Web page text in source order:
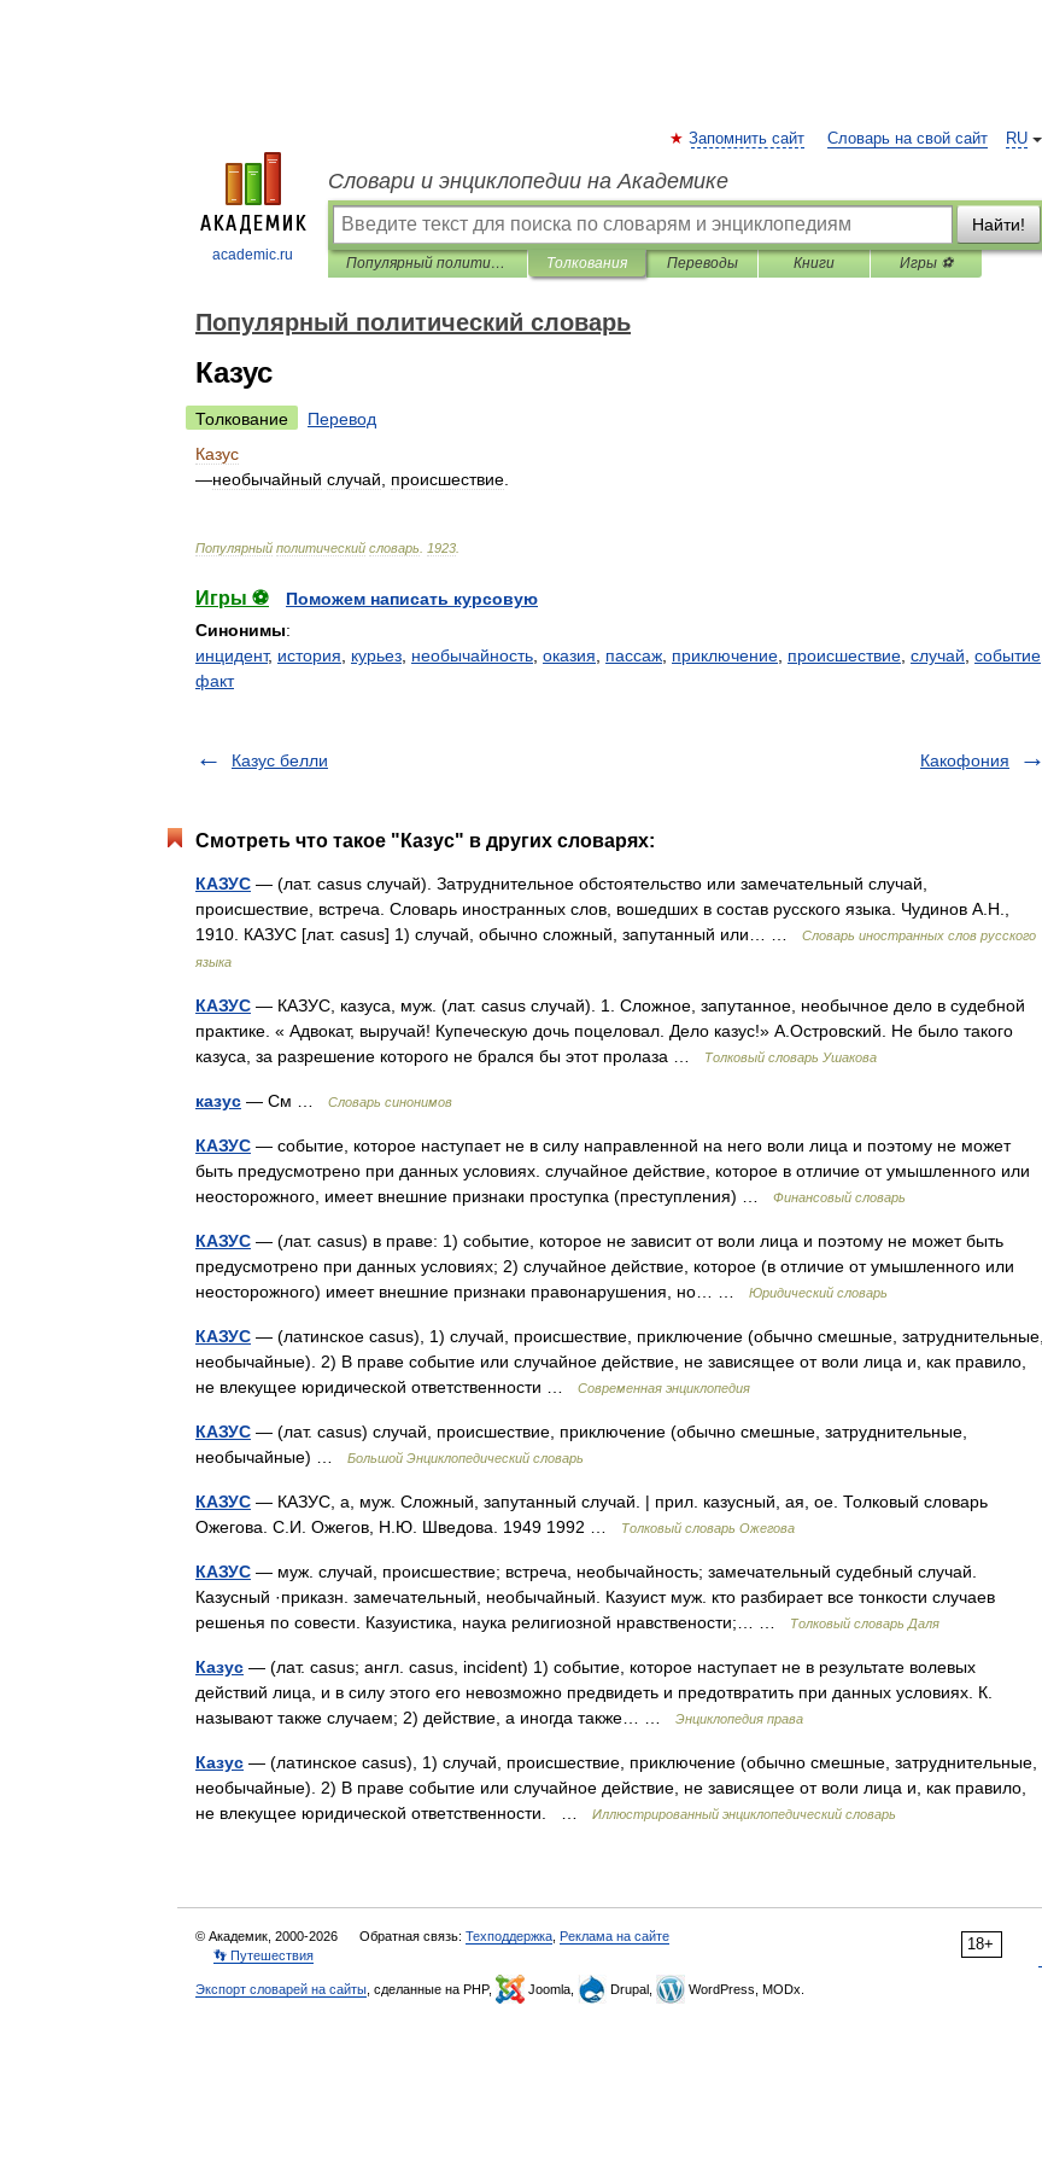
academic.ru
RU
Запомнить сайт Словарь на свой сайт
Словари и энциклопедии на Академике
Найти!
Популярный политический словарь Толкования Переводы Книги Игры ⚽
Популярный политический словарь
Казус
Толкование
Перевод
Казус
—необычайный случай происшествие
Популярный политический словарь 1923
Игры ⚽
Поможем написать курсовую
Синонимы:
инцидент, история курьез необычайность оказия пассаж приключение происшествие случай событие
факт
Казус белли Какофония
Смотреть что такое "Казус" в других словарях:
КАЗУС — (лат. casus случай). Затруднительное обстоятельство или замечательный случай,
происшествие, встреча. Словарь иностранных слов, вошедших в состав русского языка. Чудинов А.Н.,
1910. КАЗУС [лат. casus] 1) случай, обычно сложный, запутанный или… …
Словарь иностранных слов русского
языка
КАЗУС — КАЗУС, казуса, муж. (лат. casus случай). 1. Сложное, запутанное, необычное дело в судебной
практике. « Адвокат, выручай! Купеческую дочь поцеловал. Дело казус!» А.Островский. Не было такого
казуса, за разрешение которого не брался бы этот пролаза …
Толковый словарь Ушакова
казус — См … Словарь синонимов
КАЗУС — событие, которое наступает не в силу направленной на него воли лица и поэтому не может
быть предусмотрено при данных условиях. случайное действие, которое в отличие от умышленного или
неосторожного, имеет внешние признаки проступка (преступления) …
Финансовый словарь
КАЗУС — (лат. casus) в праве: 1) событие, которое не зависит от воли лица и поэтому не может быть
предусмотрено при данных условиях; 2) случайное действие, которое (в отличие от умышленного или
неосторожного) имеет внешние признаки правонарушения, но… …
Юридический словарь
КАЗУС — (латинское casus), 1) случай, происшествие, приключение (обычно смешные, затруднительные,
необычайные). 2) В праве событие или случайное действие, не зависящее от воли лица и, как правило,
не влекущее юридической ответственности …
Современная энциклопедия
КАЗУС — (лат. casus) случай, происшествие, приключение (обычно смешные, затруднительные,
необычайные) …
Большой Энциклопедический словарь
КАЗУС — КАЗУС, а, муж. Сложный, запутанный случай. | прил. казусный, ая, ое. Толковый словарь
Ожегова. С.И. Ожегов, Н.Ю. Шведова. 1949 1992 …
Толковый словарь Ожегова
КАЗУС — муж. случай, происшествие; встреча, необычайность; замечательный судебный случай.
Казусный ·приказн. замечательный, необычайный. Казуист муж. кто разбирает все тонкости случаев
решенья по совести. Казуистика, наука религиозной нравствености;… …
Толковый словарь Даля
Казус — (лат. casus; англ. casus, incident) 1) событие, которое наступает не в результате волевых
действий лица, и в силу этого его невозможно предвидеть и предотвратить при данных условиях. К.
называют также случаем; 2) действие, а иногда также… …
Энциклопедия права
Казус — (латинское casus), 1) случай, происшествие, приключение (обычно смешные, затруднительные,
необычайные). 2) В праве событие или случайное действие, не зависящее от воли лица и, как правило,
не влекущее юридической ответственности. …
Иллюстрированный энциклопедический словарь
18+
© Академик, 2000-2026 Обратная связь: Техподдержка Реклама на сайте
👣 Путешествия
Экспорт словарей на сайты , сделанные на PHP, Joomla, Drupal, WordPress, MODx.